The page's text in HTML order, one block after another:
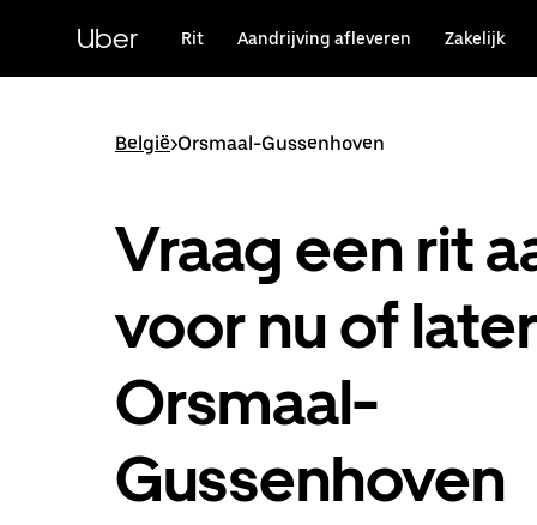
hoofdinhoudUber Rit Aandrijving afleveren Zakelijk
België>Orsmaal-Gussenhoven
Vraag een rit
voor nu of
Orsmaal-
Gussenhoven